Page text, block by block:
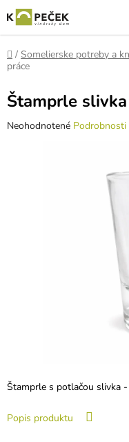
na
obsah
Domov
/ Somelierske potreby a
práce
Štamprle s potlačou slivka -
Popis produktu
Štamprle
Priemerné
Neohodnotené